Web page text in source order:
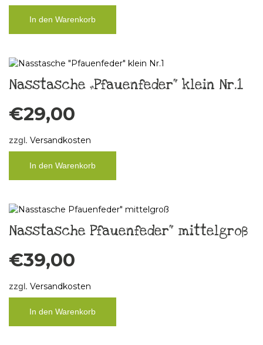
In den Warenkorb
Nasstasche „Pfauenfeder“ klein Nr.1
€29,00
zzgl. Versandkosten
In den Warenkorb
Nasstasche Pfauenfeder“ mittelgroß
€39,00
zzgl. Versandkosten
In den Warenkorb